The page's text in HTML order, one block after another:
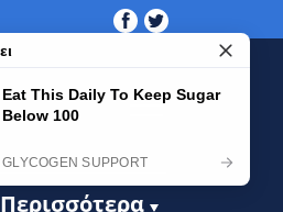
Περισσότερα